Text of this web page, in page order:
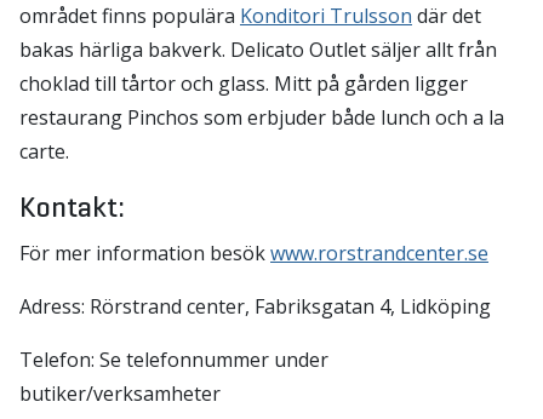
området finns populära Konditori Trulsson där det
bakas härliga bakverk. Delicato Outlet säljer allt från
choklad till tårtor och glass. Mitt på gården ligger
restaurang Pinchos som erbjuder både lunch och a la
carte.
Kontakt:
För mer information besökwww.rorstrandcenter.se
Adress: Rörstrand center, Fabriksgatan 4, Lidköping
Telefon: Se telefonnummer under
butiker/verksamheter